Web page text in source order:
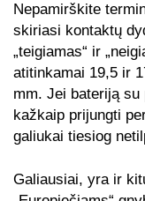
Nepamirškite
skiriasi kontaktų
„teigiamas“ ir
atitinkamai 19,5 ir
mm. Jei bateriją
kažkaip prijungti
galiukai tiesiog
Galiausiai, yra ir